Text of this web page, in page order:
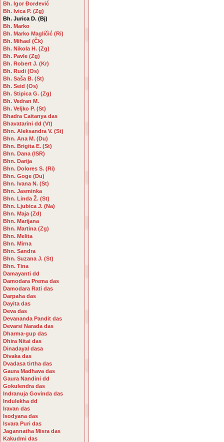
Bh. Igor Đorđević
Bh. Ivica P. (Zg)
Bh. Jurica D. (Bj)
Bh. Marko
Bh. Marko Magličić (Ri)
Bh. Mihael (Čk)
Bh. Nikola H. (Zg)
Bh. Pavle (Zg)
Bh. Robert J. (Kr)
Bh. Rudi (Os)
Bh. Saša B. (St)
Bh. Seid (Os)
Bh. Stipica G. (Zg)
Bh. Vedran M.
Bh. Veljko P. (St)
Bhadra Caitanya das
Bhavatarini dd (Vt)
Bhn. Aleksandra V. (St)
Bhn. Ana M. (Du)
Bhn. Brigita E. (St)
Bhn. Dana (ISR)
Bhn. Darija
Bhn. Dolores S. (Ri)
Bhn. Goge (Du)
Bhn. Ivana N. (St)
Bhn. Jasminka
Bhn. Linda Ž. (St)
Bhn. Ljubica J. (Na)
Bhn. Maja (Zd)
Bhn. Marijana
Bhn. Martina (Zg)
Bhn. Melita
Bhn. Mirna
Bhn. Sandra
Bhn. Suzana J. (St)
Bhn. Tina
Damayanti dd
Damodara Prema das
Damodara Rati das
Darpaha das
Dayita das
Deva das
Devananda Pandit das
Devarsi Narada das
Dharma-gup das
Dhira Nitai das
Dinadayal dasa
Divaka das
Dvadasa tirtha das
Gaura Madhava das
Gaura Nandini dd
Gokulendra das
Indranuja Govinda das
Indulekha dd
Iravan das
Isodyana das
Isvara Puri das
Jagannatha Misra das
Kakudmi das